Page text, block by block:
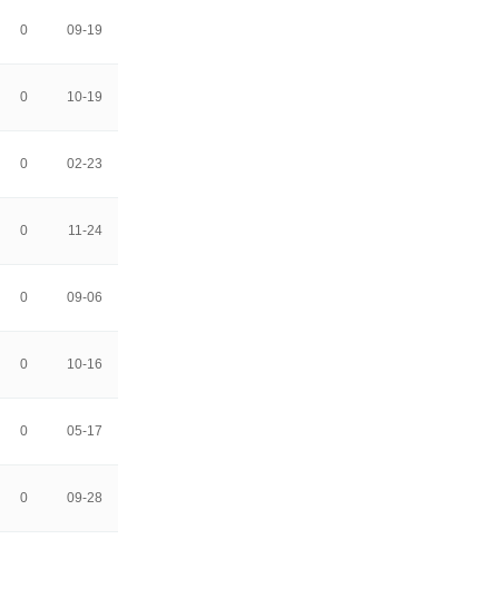
0 09-19
0 10-19
0 02-23
0 11-24
0 09-06
0 10-16
0 05-17
0 09-28